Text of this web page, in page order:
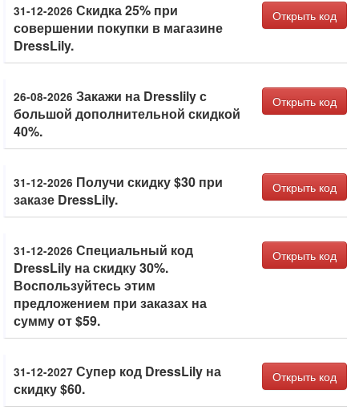
31-12-2026 Скидка 25% при
совершении покупки в магазине
DressLily.
Открыть код
26-08-2026 Закажи на Dresslily с
большой дополнительной скидкой
40%.
Открыть код
31-12-2026 Получи скидку $30 при
заказе DressLily.
Открыть код
31-12-2026 Специальный код
DressLily на скидку 30%.
Воспользуйтесь этим
предложением при заказах на
сумму от $59.
Открыть код
31-12-2027 Супер код DressLily на
скидку $60.
Открыть код